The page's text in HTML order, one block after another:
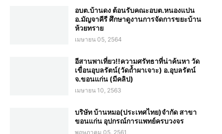
อบต.บ้านดง ต้อนรับคณะอบต.หนองแปน
อ.มัญจาคีรี ศึกษาดูงานการจัดการขยะบ้าน
ห้วยทราย
เมษายน 05, 2564
อีสานพาเที่ยว!!ความศรัทธาที่น่าค้นหา วัด
เขื่อนอุบลรัตน์(วัดถ้ำผาเจาะ) อ.อุบลรัตน์
จ.ขอนแก่น (มีคลิป)
เมษายน 10, 2563
บริษัท บ้านหมอ(ประเทศไทย)จำกัด สาขา
ขอนแก่น อุปกรณ์การแพทย์ครบวงจร
พฤษภาคม 05, 2561